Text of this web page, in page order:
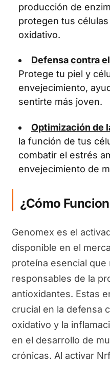
producción de
protegen tus
oxidativo.
Defensa contra
Protege tu piel y
envejecimiento,
sentirte más joven.
Optimización de
la función de tus
combatir el estrés
envejecimiento de
¿Cómo
Genomex es el
disponible en el
proteína esencial que
responsables de la
antioxidantes. Estas
crucial en la defensa
oxidativo y la
en el desarrollo de
crónicas. Al activar